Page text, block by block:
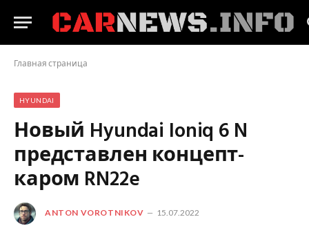
Главная страница
HYUNDAI
Новый Hyundai Ioniq 6 N
представлен концепт-
каром RN22e
ANTON VOROTNIKOV
15.07.2022